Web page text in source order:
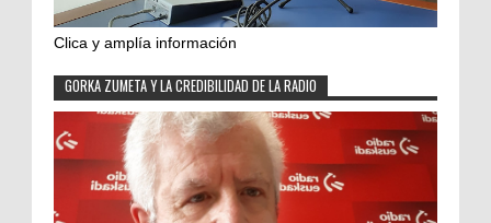
Clica y amplía información
GORKA ZUMETA Y LA CREDIBILIDAD DE LA RADIO